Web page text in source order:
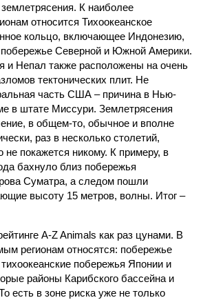
К наиболее
относится Тихоокеанское
кольцо, включающее Индонезию,
Северной и Южной Америки.
и Непал также расположены на очень
тектонических плит. Не
часть США – причина в Нью-
в штате Миссури. Землетрясения
в общем-то, обычное и вполне
раз в несколько столетий,
не покажется никому. К примеру, в
бахнуло близ побережья
Суматра, а следом пошли
высоту 15 метров, волны. Итог –
A-Z Animals как раз цунами. В
регионам относятся: побережье
побережья Японии и
районы Карибского бассейна и
есть в зоне риска уже не только